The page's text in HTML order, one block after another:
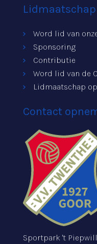
Lidmaatschap
Word lid van
Sponsoring
Contributie
Word lid van de
Lidmaatschap
Contact
Sportpark 't